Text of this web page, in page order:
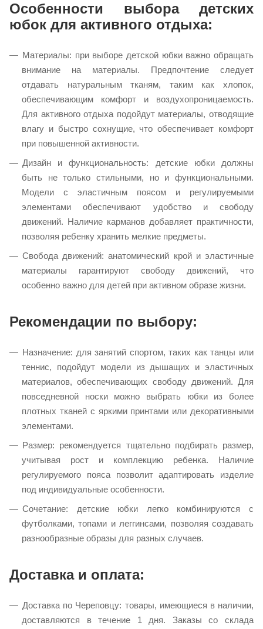
Особенности выбора детских
юбок для активного отдыха:
Материалы: при выборе детской юбки важно обращать
внимание на материалы. Предпочтение следует
отдавать натуральным тканям, таким как хлопок,
обеспечивающим комфорт и воздухопроницаемость.
Для активного отдыха подойдут материалы, отводящие
влагу и быстро сохнущие, что обеспечивает комфорт
при повышенной активности.​
Дизайн и функциональность: детские юбки должны
быть не только стильными, но и функциональными.
Модели с эластичным поясом и регулируемыми
элементами обеспечивают удобство и свободу
движений. Наличие карманов добавляет практичности,
позволяя ребенку хранить мелкие предметы.​
Свобода движений: анатомический крой и эластичные
материалы гарантируют свободу движений, что
особенно важно для детей при активном образе жизни.​
Рекомендации по выбору:
Назначение: для занятий спортом, таких как танцы или
теннис, подойдут модели из дышащих и эластичных
материалов, обеспечивающих свободу движений. Для
повседневной носки можно выбрать юбки из более
плотных тканей с яркими принтами или декоративными
элементами.​
Размер: рекомендуется тщательно подбирать размер,
учитывая рост и комплекцию ребенка. Наличие
регулируемого пояса позволит адаптировать изделие
под индивидуальные особенности.​
Сочетание: детские юбки легко комбинируются с
футболками, топами и леггинсами, позволяя создавать
разнообразные образы для разных случаев.​
Доставка и оплата:
Доставка по Череповцу: товары, имеющиеся в наличии,
доставляются в течение 1 дня. Заказы со склада